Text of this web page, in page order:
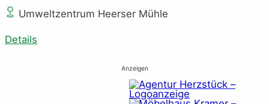
Umweltzentrum Heerser Mühle
Details
Anzeigen